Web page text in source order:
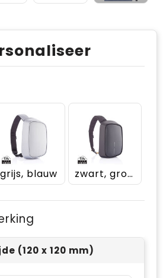
grijs, blauw zwart, groen
(120 x 120 mm)